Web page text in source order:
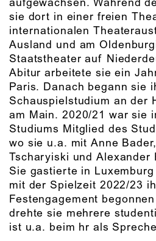
aufgewachsen. Während
sie dort in einer freien
internationalen
Ausland und am
Staatstheater auf
Abitur arbeitete sie ein
Paris. Danach begann sie
Schauspielstudium an der
am Main. 2020/21 war sie
Studiums Mitglied des
wo sie u.a. mit Anne
Tscharyiski und Alexander
Sie gastierte in
mit der Spielzeit 2022/23
Festengagement
drehte sie mehrere
ist u.a. beim hr als